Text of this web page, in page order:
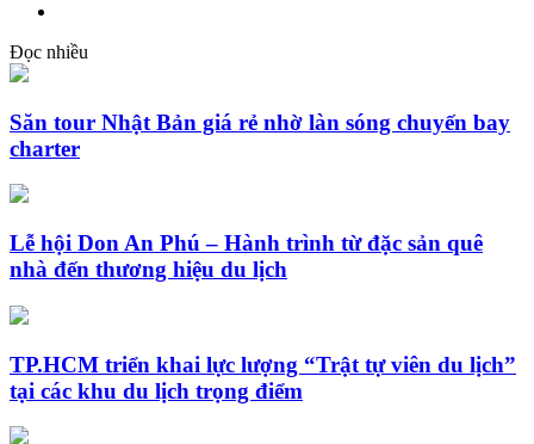
Đọc nhiều
Săn tour Nhật Bản giá rẻ nhờ làn sóng chuyến bay
charter
Lễ hội Don An Phú – Hành trình từ đặc sản quê
nhà đến thương hiệu du lịch
TP.HCM triển khai lực lượng “Trật tự viên du lịch”
tại các khu du lịch trọng điểm